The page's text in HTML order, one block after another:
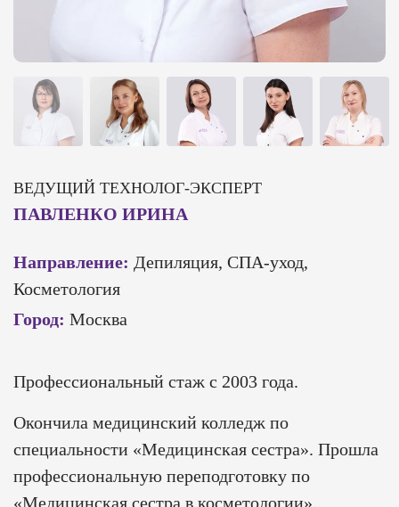
ВЕДУЩИЙ ТЕХНОЛОГ-ЭКСПЕРТ
ПАВЛЕНКО ИРИНА
Направление: Депиляция, СПА-уход,
Косметология
Город: Москва
Профессиональный стаж с 2003 года.
Окончила медицинский колледж по
специальности «Медицинская сестра». Прошла
профессиональную переподготовку по
«Медицинская сестра в косметологии»,